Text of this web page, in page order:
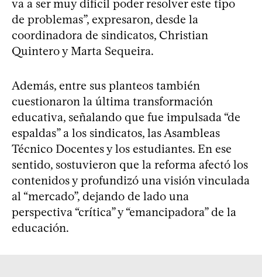
va a ser muy difícil poder resolver este tipo
de problemas”, expresaron, desde la
coordinadora de sindicatos, Christian
Quintero y Marta Sequeira.
Además, entre sus planteos también
cuestionaron la última transformación
educativa, señalando que fue impulsada “de
espaldas” a los sindicatos, las Asambleas
Técnico Docentes y los estudiantes. En ese
sentido, sostuvieron que la reforma afectó los
contenidos y profundizó una visión vinculada
al “mercado”, dejando de lado una
perspectiva “crítica” y “emancipadora” de la
educación.